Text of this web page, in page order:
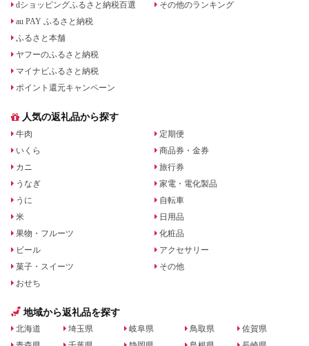
dショッピングふるさと納税百選
au PAY ふるさと納税
ふるさと本舗
ヤフーのふるさと納税
マイナビふるさと納税
ポイント還元キャンペーン
その他のランキング
人気の返礼品から探す
牛肉
いくら
カニ
うなぎ
うに
米
果物・フルーツ
ビール
菓子・スイーツ
おせち
定期便
商品券・金券
旅行券
家電・電化製品
自転車
日用品
化粧品
アクセサリー
その他
地域から返礼品を探す
北海道
埼玉県
岐阜県
鳥取県
佐賀県